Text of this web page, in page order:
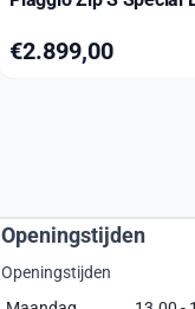
Prijs: 2 899,00
€2.899,00
Openingstijden
Openingstijden